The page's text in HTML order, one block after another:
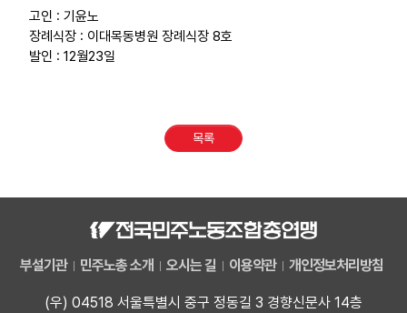
고인 : 기윤노
장례식장 : 이대목동병원 장례식장 8호
발인 : 12월23일
목록
부설기관 민주노총 소개 오시는 길 이용약관 개인정보처리방침
(우) 04518 서울특별시 중구 정동길 3 경향신문사 14층
노동상담